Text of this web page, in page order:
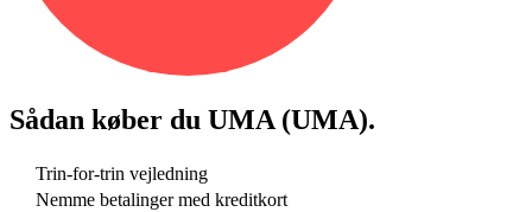
Sådan køber du UMA (UMA).
Trin-for-trin vejledning
Nemme betalinger med kreditkort